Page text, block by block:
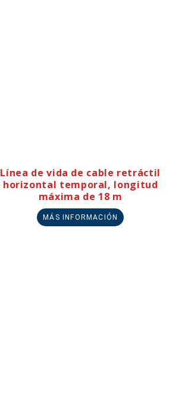
Línea de vida de cable retráctil
horizontal temporal, longitud
máxima de 18 m
MÁS INFORMACIÓN